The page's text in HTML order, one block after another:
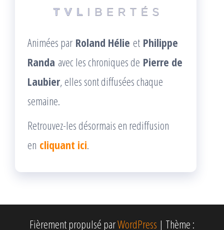
Animées par Roland Hélie et Philippe
Randa avec les chroniques de Pierre de
Laubier, elles sont diffusées chaque
semaine.
Retrouvez-les désormais en rediffusion
en cliquant ici.
Fièrement propulsé parWordPress | Thème :